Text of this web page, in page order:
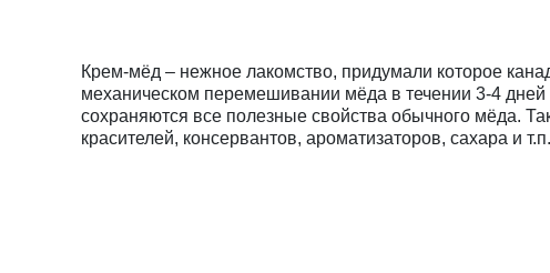
Крем-мёд – нежное лакомство, придумали которое
механическом перемешивании мёда в течении 3-4
сохраняются все полезные свойства обычного мёда.
красителей, консервантов, ароматизаторов, сахара и т.п.